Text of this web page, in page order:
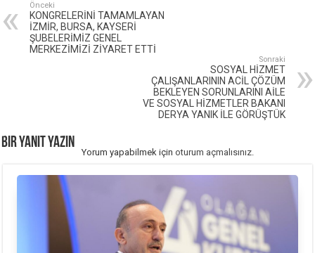
Önceki
KONGRELERİNİ TAMAMLAYAN
İZMİR, BURSA, KAYSERİ
ŞUBELERİMİZ GENEL
MERKEZİMİZİ ZİYARET ETTİ
Sonraki
SOSYAL HİZMET
ÇALIŞANLARININ ACİL ÇÖZÜM
BEKLEYEN SORUNLARINI AİLE
VE SOSYAL HİZMETLER BAKANI
DERYA YANIK İLE GÖRÜŞTÜK
Bir yanıt yazın
Yorum yapabilmek içinoturum açmalısınız.